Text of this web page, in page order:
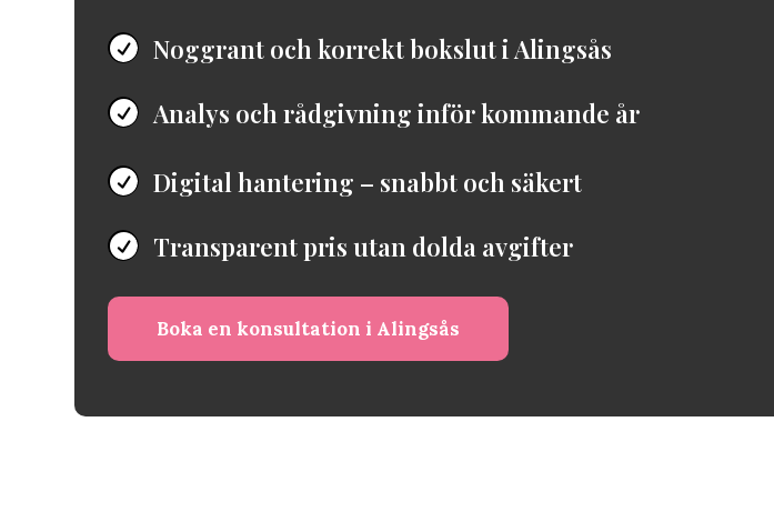
 Noggrant och korrekt bokslut i Alingsås
 Analys och rådgivning inför kommande år
 Digital hantering – snabbt och säkert
 Transparent pris utan dolda avgifter
Boka en konsultation i Alingsås